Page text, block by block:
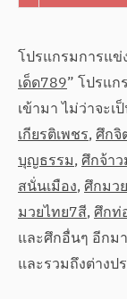
โปรแกรมการแข่
เด็ด789” โปรแ
เข้ามา ไม่ว่าจะเ
เกียรติเพชร,ศึกจิ
บุญธรรม,ศึกจ้า
สนั่นเมือง,ศึกมว
มวยไทย7สี,ศึกท่
และศึกอื่นๆ อีกม
และรวมถึงต่างป